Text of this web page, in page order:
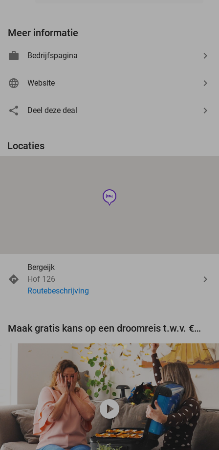
Meer informatie
Bedrijfspagina
Website
Deel deze deal
Locaties
hotel
Bergeijk
Hof 126
Routebeschrijving
Maak gratis kans op een droomreis t.w.v. €3.000!
play_circle